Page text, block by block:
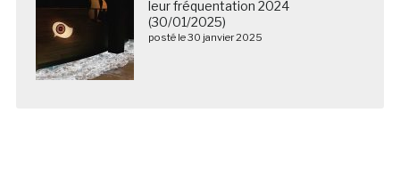
leur fréquentation 2024
(30/01/2025)
posté le 30 janvier 2025